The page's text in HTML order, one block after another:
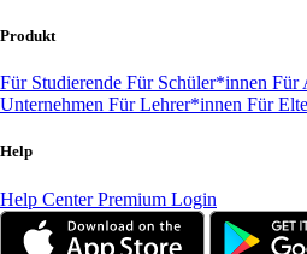
Produkt
Für Studierende Für Schüler*innen Für
Unternehmen Für Lehrer*innen Für
Help
Help CenterPremium Login